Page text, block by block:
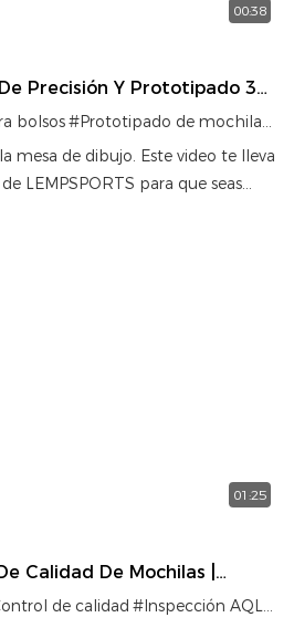
00:38
Precisión Y Prototipado 3D
bolsos#Prototipado de mochilas
mesa de dibujo. Este video te lleva
LEMPSPORTS para que seas
proceso de creación de
01:25
Calidad De Mochilas |
De Fábrica De Bolsas OEM
de calidad #Inspección AQL